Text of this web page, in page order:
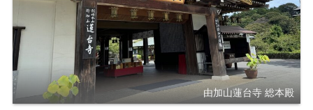
由加山蓮台寺 総本殿